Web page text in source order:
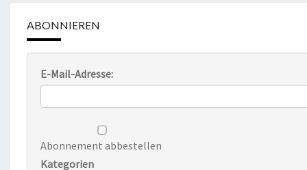
ABONNIEREN
E-Mail-Adresse:
Abonnement abbestellen
Kategorien